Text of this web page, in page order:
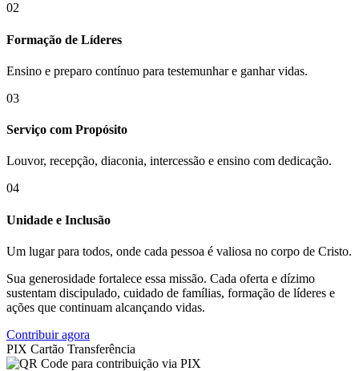
02
Formação de Líderes
Ensino e preparo contínuo para testemunhar e ganhar vidas.
03
Serviço com Propósito
Louvor, recepção, diaconia, intercessão e ensino com dedicação.
04
Unidade e Inclusão
Um lugar para todos, onde cada pessoa é valiosa no corpo de Cristo.
Sua generosidade fortalece essa missão. Cada oferta e dízimo
sustentam discipulado, cuidado de famílias, formação de líderes e
ações que continuam alcançando vidas.
Contribuir agora
PIX Cartão Transferência